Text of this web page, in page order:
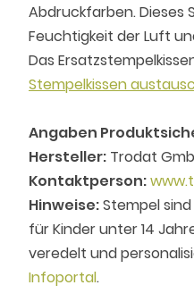
Abdruckfarben. Dieses
Feuchtigkeit der Luft
Das
Stempelkissen
Angaben
Hersteller: Trodat
Kontaktperson:
Hinweise:Stempel
für Kinder unter 14
veredelt und
Infoportal.